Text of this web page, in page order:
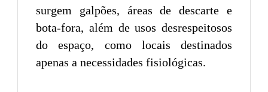
surgem galpões, áreas de descarte e
bota-fora, além de usos desrespeitosos
do espaço, como locais destinados
apenas a necessidades fisiológicas.